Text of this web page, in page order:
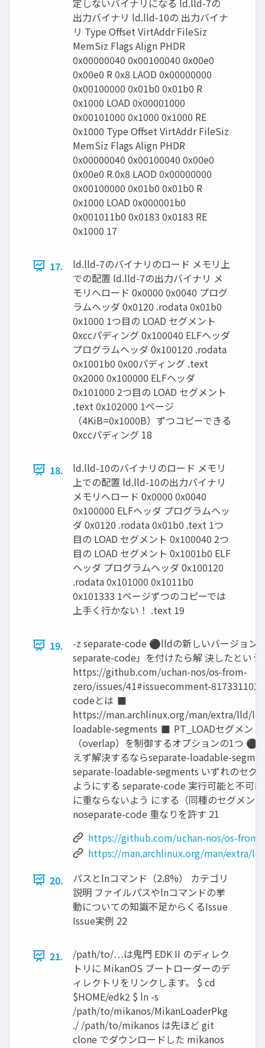
出力バイナリ ld.lld-10の 出力バイナ
リ Type Offset VirtAddr FileSiz
MemSiz Flags Align PHDR
0x00000040 0x00100040 0x00e0
0x00e0 R 0x8 LAOD 0x00000000
0x00100000 0x01b0 0x01b0 R
0x1000 LOAD 0x00001000
0x00101000 0x1000 0x1000 RE
0x1000 Type Offset VirtAddr FileSiz
MemSiz Flags Align PHDR
0x00000040 0x00100040 0x00e0
0x00e0 R 0x8 LAOD 0x00000000
0x00100000 0x01b0 0x01b0 R
0x1000 LOAD 0x000001b0
0x001011b0 0x0183 0x0183 RE
0x1000 17
17.
ld.lld-7のバイナリのロード メモリ上
での配置 ld.lld-7の出力バイナリ メ
モリへロード 0x0000 0x0040 プログ
ラムヘッダ 0x0120 .rodata 0x01b0
0x1000 1つ目の LOAD セグメント
0xccパディング 0x100040 ELFヘッダ
プログラムヘッダ 0x100120 .rodata
0x1001b0 0x00パディング .text
0x2000 0x100000 ELFヘッダ
0x101000 2つ目の LOAD セグメント
.text 0x102000 1ページ
（4KiB=0x1000B）ずつコピーできる
0xccパディング 18
18.
ld.lld-10のバイナリのロード メモリ
上での配置 ld.lld-10の出力バイナリ
メモリへロード 0x0000 0x0040
0x100000 ELFヘッダ プログラムヘッ
ダ 0x0120 .rodata 0x01b0 .text 1つ
目の LOAD セグメント 0x100040 2つ
目の LOAD セグメント 0x1001b0 ELF
ヘッダ プログラムヘッダ 0x100120
.rodata 0x101000 0x1011b0
0x101333 1ページずつのコピーでは
上手く行かない！ .text 19
19.
-z separate-code ⚫lldの新しいバージョン
separate-code」を付けたら解 決したとい
https://github.com/uchan-nos/os-from-
zero/issues/41#issuecomment-817331103
codeとは ◼
https://man.archlinux.org/man/extra/lld/
loadable-segments ◼ PT_LOADセグメント
（overlap）を制御するオプションの1つ
えず解決するならseparate-loadable-
separate-loadable-segments いずれのセグ
ようにする separate-code 実行可能と不可
に重ならないよう にする（同種のセグメン
noseparate-code 重なりを許す 21
https://github.com/uchan-nos/os-from-
https://man.archlinux.org/man/extra/
20.
パスとlnコマンド（2.8%） カテゴリ
説明 ファイルパスやlnコマンドの挙
動についての知識不足からくるIssue
Issue実例 22
21.
/path/to/…は鬼門 EDK II のディレク
トリに MikanOS ブートローダーのデ
ィレクトリをリンクします。 $ cd
$HOME/edk2 $ ln -s
/path/to/mikanos/MikanLoaderPkg
./ /path/to/mikanos は先ほど git
clone でダウンロードした mikanos